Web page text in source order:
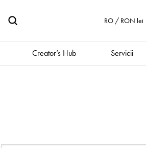
RO / RON lei
Creator’s Hub Servicii